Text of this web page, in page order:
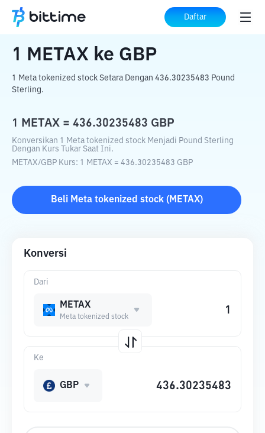
Daftar
Beranda Konverter Kripto METAX GBP
1 METAX ke GBP
1 Meta tokenized stock Setara Dengan 436.30235483 Pound
Sterling.
1 METAX = 436.30235483 GBP
Konversikan 1 Meta tokenized stock Menjadi Pound Sterling
Dengan Kurs Tukar Saat Ini.
METAX/GBP Kurs: 1 METAX = 436.30235483 GBP
Beli Meta tokenized stock( METAX)
Konversi
Dari
METAX
Meta tokenized stock
Ke
GBP